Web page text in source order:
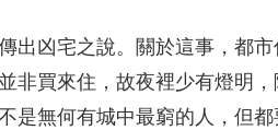
出凶宅之說。關於這事，都
非買來住，故夜裡少有燈明，
是無何有城中最窮的人，但